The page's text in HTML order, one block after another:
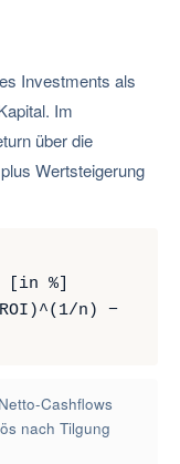
Investments als
Im
über die
Wertsteigerung
[in %]
n) −
Cashflows
nach Tilgung